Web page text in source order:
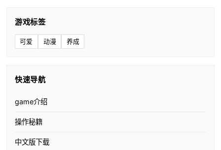
游戏标签
可爱 动漫 养成
快速导航
game介绍
操作秘籍
中文版下载